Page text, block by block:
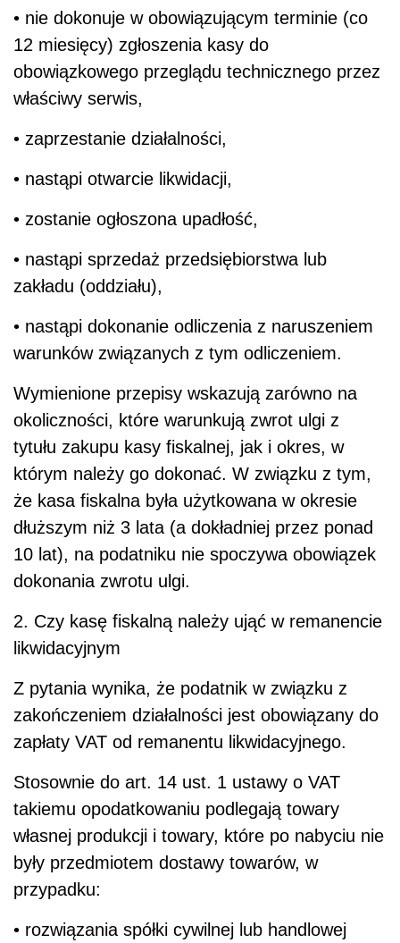
• nie dokonuje w obowiązującym terminie (co
12 miesięcy) zgłoszenia kasy do
obowiązkowego przeglądu technicznego przez
właściwy serwis,
• zaprzestanie działalności,
• nastąpi otwarcie likwidacji,
• zostanie ogłoszona upadłość,
• nastąpi sprzedaż przedsiębiorstwa lub
zakładu (oddziału),
• nastąpi dokonanie odliczenia z naruszeniem
warunków związanych z tym odliczeniem.
Wymienione przepisy wskazują zarówno na
okoliczności, które warunkują zwrot ulgi z
tytułu zakupu kasy fiskalnej, jak i okres, w
którym należy go dokonać. W związku z tym,
że kasa fiskalna była użytkowana w okresie
dłuższym niż 3 lata (a dokładniej przez ponad
10 lat), na podatniku nie spoczywa obowiązek
dokonania zwrotu ulgi.
2. Czy kasę fiskalną należy ująć w remanencie
likwidacyjnym
Z pytania wynika, że podatnik w związku z
zakończeniem działalności jest obowiązany do
zapłaty VAT od remanentu likwidacyjnego.
Stosownie do art. 14 ust. 1 ustawy o VAT
takiemu opodatkowaniu podlegają towary
własnej produkcji i towary, które po nabyciu nie
były przedmiotem dostawy towarów, w
przypadku:
• rozwiązania spółki cywilnej lub handlowej